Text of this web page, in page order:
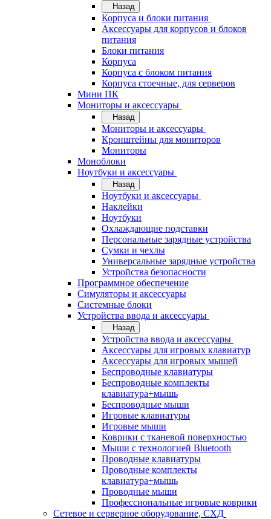
Назад
Корпуса и блоки питания
Аксессуары для корпусов и блоков
питания
Блоки питания
Корпуса
Корпуса с блоком питания
Корпуса стоечные, для серверов
Мини ПК
Мониторы и аксессуары
Назад
Мониторы и аксессуары
Кронштейны для мониторов
Мониторы
Моноблоки
Ноутбуки и аксессуары
Назад
Ноутбуки и аксессуары
Наклейки
Ноутбуки
Охлаждающие подставки
Персональные зарядные устройства
Сумки и чехлы
Универсальные зарядные устройства
Устройства безопасности
Программное обеспечение
Симуляторы и аксессуары
Системные блоки
Устройства ввода и аксессуары
Назад
Устройства ввода и аксессуары
Аксессуары для игровых клавиатур
Аксессуары для игровых мышей
Беспроводные клавиатуры
Беспроводные комплекты
клавиатура+мышь
Беспроводные мыши
Игровые клавиатуры
Игровые мыши
Коврики с тканевой поверхностью
Мыши с технологией Bluetooth
Проводные клавиатуры
Проводные комплекты
клавиатура+мышь
Проводные мыши
Профессиональные игровые коврики
Сетевое и серверное оборудование, СХД